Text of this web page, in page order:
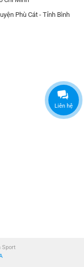
Phù Cát - Tỉnh Bình
Sport
Liên hệ